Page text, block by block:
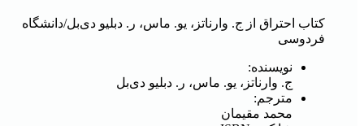
کتاب اح‍ت‍راق‌ از ج‌. وارن‍ات‍ز، ی‍و. م‍اس‌، ر. دب‍ل‍ی‍و دی‌ب‍ل‌/دانشگاه
فردوسی
نویسنده:
ج‌. وارن‍ات‍ز، ی‍و. م‍اس‌، ر. دب‍ل‍ی‍و دی‌ب‍ل‌
مترجم:
م‍ح‍م‍د م‍ق‍ی‍م‍ان